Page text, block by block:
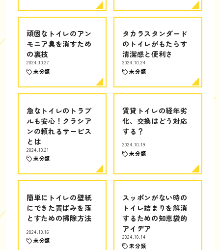
頑固なトイレのアン
モニア臭を消すため
の裏技
2024.10.27
未分類
タカラスタンダード
のトイレがもたらす
清潔感と便利さ
2024.10.24
未分類
急なトイレのトラブ
ルも安心！クラシア
ンの頼れるサービス
とは
2024.10.21
未分類
賃貸トイレの経年劣
化、交換はどう対応
する？
2024.10.19
未分類
簡単にトイレの壁紙
にできた黄ばみを落
とすための掃除方法
2024.10.16
未分類
スッポンがない時の
トイレ詰まりを解消
するための知恵袋的
アイデア
2024.10.14
未分類